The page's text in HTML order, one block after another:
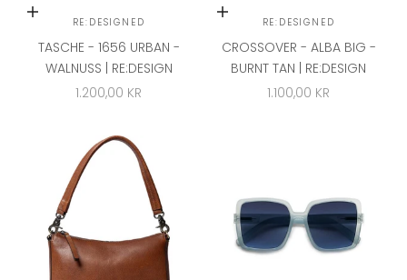
In den Warenkorb
RE:DESIGNED
TASCHE - 1656 URBAN -
WALNUSS | RE:DESIGN
ANGEBOT
1.200,00 KR
In den Warenkorb
RE:DESIGNED
CROSSOVER - ALBA BIG -
BURNT TAN | RE:DESIGN
ANGEBOT
1.100,00 KR